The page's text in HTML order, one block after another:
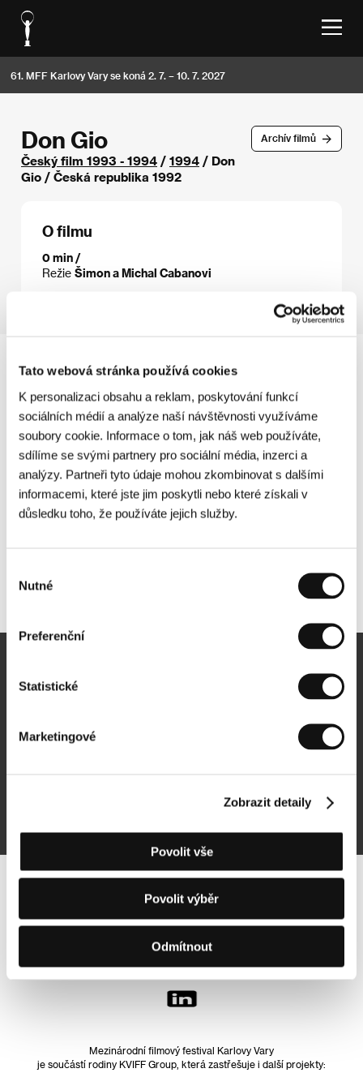
Tato webová stránka používá cookies
K personalizaci obsahu a reklam, poskytování funkcí
sociálních médií a analýze naší návštěvnosti využíváme
soubory cookie. Informace o tom, jak náš web používáte,
sdílíme se svými partnery pro sociální média, inzerci a
analýzy. Partneři tyto údaje mohou zkombinovat s dalšími
informacemi, které jste jim poskytli nebo které získali v
důsledku toho, že používáte jejich služby.
souhlasu
Nutné
Preferenční
Statistické
Marketingové
Zobrazit detaily
Povolit vše
Povolit výběr
Odmítnout
61. MFF Karlovy Vary se koná 2. 7. – 10. 7. 2027
Archív filmů
Don Gio
Český film 1993 - 1994 / 1994 / Don
Gio / Česká republika 1992
O filmu
0 min /
Režie Šimon a Michal Cabanovi
Sledujte nás na síti:
Mezinárodní filmový festival Karlovy Vary
je součástí rodiny KVIFF Group, která zastřešuje i další projekty: